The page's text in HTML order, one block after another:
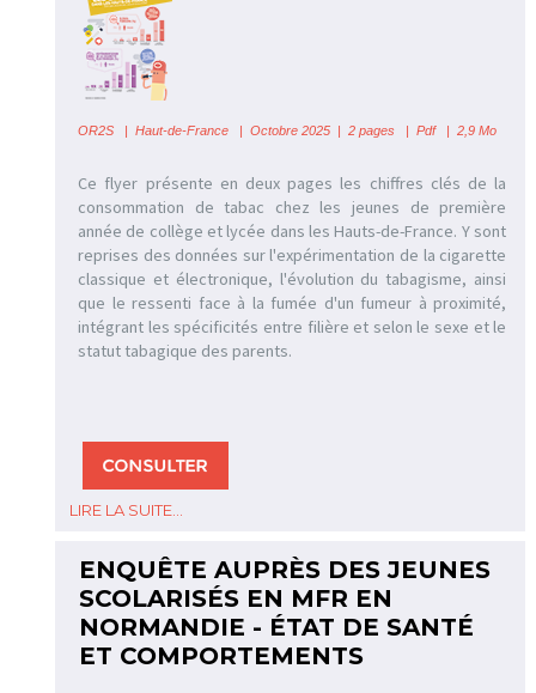
OR2S |Haut-de-France | Octobre 2025 | 2 pages | Pdf | 2,9 Mo
Ce flyer présente en deux pages les chiffres clés de la
consommation de tabac chez les jeunes de première
année de collège et lycée dans les Hauts-de-France. Y sont
reprises des données sur l'expérimentation de la cigarette
classique et électronique, l'évolution du tabagisme, ainsi
que le ressenti face à la fumée d'un fumeur à proximité,
intégrant les spécificités entre filière et selon le sexe et le
statut tabagique des parents.
LIRE LA SUITE...
ENQUÊTE AUPRÈS DES JEUNES
SCOLARISÉS EN MFR EN
NORMANDIE - ÉTAT DE SANTÉ
ET COMPORTEMENTS